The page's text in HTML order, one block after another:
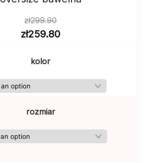
zł299.90
zł259.80
kolor
rozmiar